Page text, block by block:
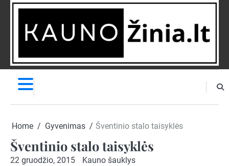
Skip
NAUJIENĄ
Home Gyvenimas Šventinio stalo taisyklės
Šventinio stalo taisyklės
22 gruodžio, 2015 Kauno šauklys